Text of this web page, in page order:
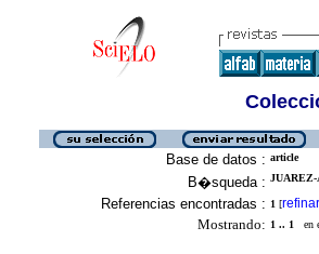
Base de datos : article
B�squeda :
Referencias encontradas : 1 [refinar
Mostrando: 1 .. 1 en